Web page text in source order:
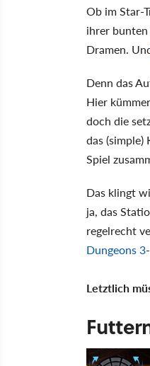
Ob im Star-
ihrer
Dramen.
Denn das
Hier
doch die
das
Spiel
Das klingt
ja, das
regelrecht
Dungeons 3
Letztlich